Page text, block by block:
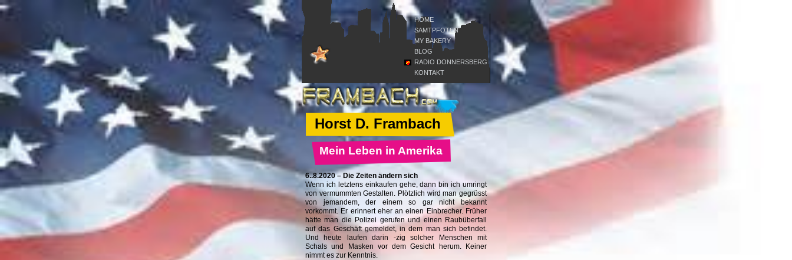
HOME
SAMTPFOTEN
MY BAKERY
BLOG
RADIO DONNERSBERG
KONTAKT
Horst D. Frambach
Mein Leben in Amerika
6..8.2020 – Die Zeiten ändern sich
Wenn ich letztens einkaufen gehe, dann bin ich umringt
von vermummten Gestalten. Plötzlich wird man gegrüsst
von jemandem, der einem so gar nicht bekannt
vorkommt. Er erinnert eher an einen Einbrecher. Früher
hätte man die Polizei gerufen und einen Raubüberfall
auf das Geschäft gemeldet, in dem man sich befindet.
Und heute laufen darin -zig solcher Menschen mit
Schals und Masken vor dem Gesicht herum. Keiner
nimmt es zur Kenntnis.